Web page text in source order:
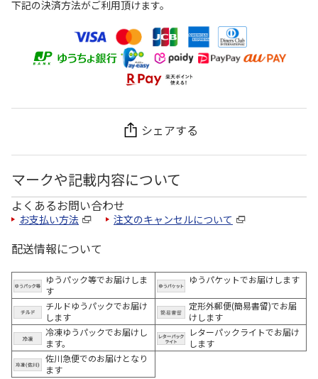
下記の決済方法がご利用頂けます。
シェアする
マークや記載内容について
よくあるお問い合わせ
お支払い方法 注文のキャンセルについて
配送情報について
ゆうパック等でお届けしま
す
ゆうパケットでお届けします
チルドゆうパックでお届け
します
定形外郵便(簡易書留)でお届
けします
冷凍ゆうパックでお届けし
ます。
レターパックライトでお届け
します
佐川急便でのお届けとなり
ます